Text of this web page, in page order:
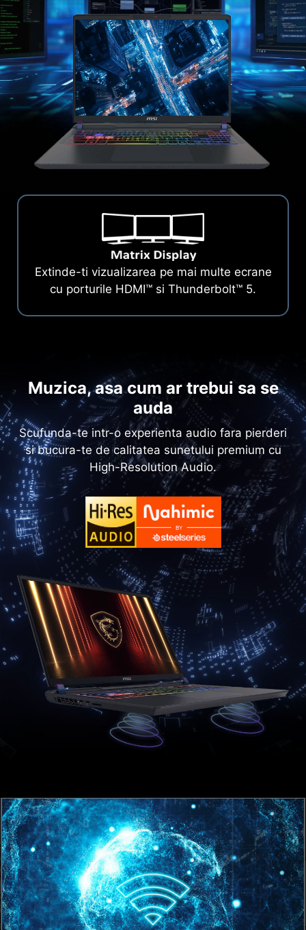
Extinde-ti vizualizarea pe mai multe ecrane
cu porturile HDMI™ si Thunderbolt™ 5.
Muzica, asa cum ar trebui sa se
auda
Scufunda-te intr-o experienta audio fara pierderi
si bucura-te de calitatea sunetului premium cu
High-Resolution Audio.